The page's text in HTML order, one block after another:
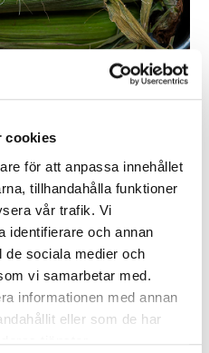
cookies
för att anpassa innehållet
tillhandahålla funktioner
vår trafik. Vi
identifierare och annan
de sociala medier och
vi samarbetar med.
informationen med annan
eller som de har
hjälte
tydligt som färsk majs. När de
det som att naturen själv bjuder
– majsen är en av de mest
och de...